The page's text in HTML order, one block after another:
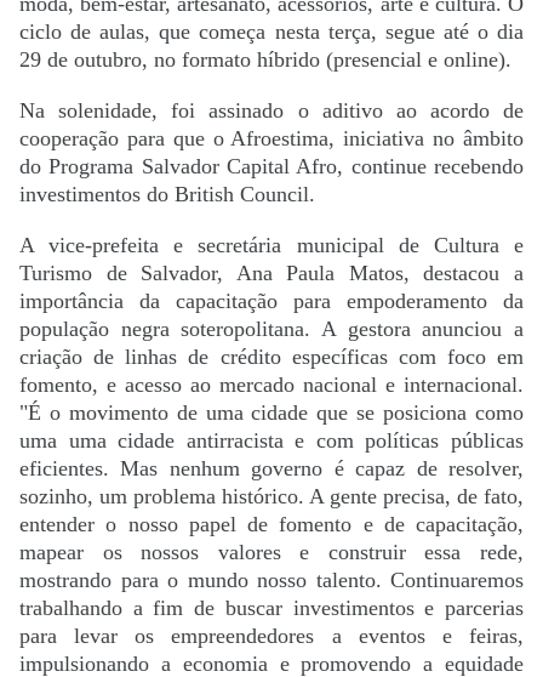
ciclo de aulas, que começa nesta terça, segue até o dia
29 de outubro, no formato híbrido (presencial e online).
Na solenidade, foi assinado o aditivo ao acordo de
cooperação para que o Afroestima, iniciativa no âmbito
do Programa Salvador Capital Afro, continue recebendo
investimentos do British Council.
A vice-prefeita e secretária municipal de Cultura e
Turismo de Salvador, Ana Paula Matos, destacou a
importância da capacitação para empoderamento da
população negra soteropolitana. A gestora anunciou a
criação de linhas de crédito específicas com foco em
fomento, e acesso ao mercado nacional e internacional.
"É o movimento de uma cidade que se posiciona como
uma uma cidade antirracista e com políticas públicas
eficientes. Mas nenhum governo é capaz de resolver,
sozinho, um problema histórico. A gente precisa, de fato,
entender o nosso papel de fomento e de capacitação,
mapear os nossos valores e construir essa rede,
mostrando para o mundo nosso talento. Continuaremos
trabalhando a fim de buscar investimentos e parcerias
para levar os empreendedores a eventos e feiras,
impulsionando a economia e promovendo a equidade